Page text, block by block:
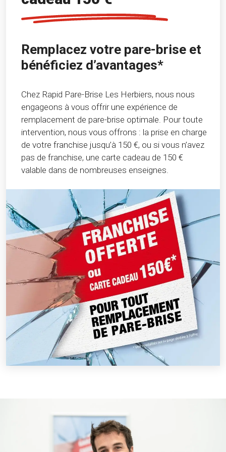
Remplacez votre pare-brise et
bénéficiez d’avantages*
Chez Rapid Pare-Brise Les Herbiers, nous nous
engageons à vous offrir une expérience de
remplacement de pare-brise optimale. Pour toute
intervention, nous vous offrons : la prise en charge
de votre franchise jusqu’à 150 €, ou si vous n’avez
pas de franchise, une carte cadeau de 150 €
valable dans de nombreuses enseignes.